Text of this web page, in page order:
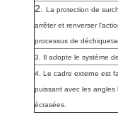
2.
La protection de
arrêter et renverser
processus de
3. Il adopte le système
4. Le cadre externe est
puissant avec les angles
écrasées.